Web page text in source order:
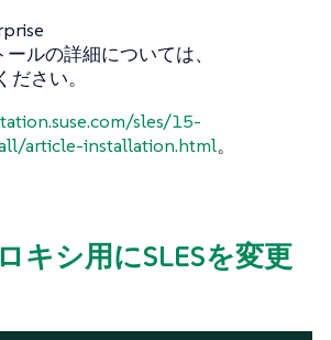
ルの詳細については、
さい。
sles/15-
article-installation.html。
キシ用にSLESを変更